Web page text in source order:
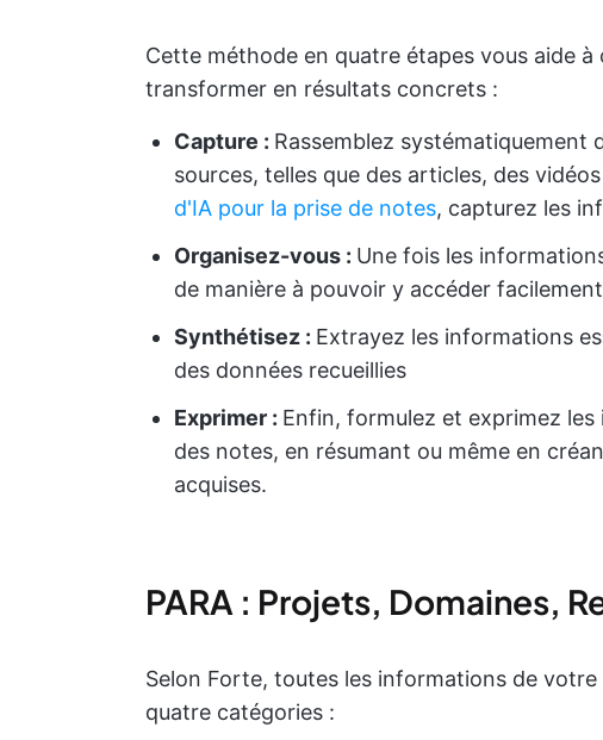
Cette méthode en quatre étapes vous aide
transformer en résultats concrets :
Capture : Rassemblez
sources, telles que des articles, des
d'IA pour la prise de notes, capturez les
Organisez-vous : Une fois les
de manière à pouvoir y accéder
Synthétisez : Extrayez les informations
des données recueillies
Exprimer : Enfin, formulez et exprimez
des notes, en résumant ou même en
acquises.
PARA : Projets, Domaines,
Selon Forte, toutes les informations de
quatre catégories :